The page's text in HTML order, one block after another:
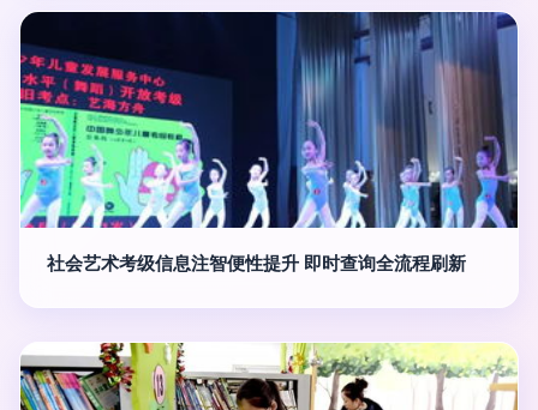
社会艺术考级信息注智便性提升 即时查询全流程刷新